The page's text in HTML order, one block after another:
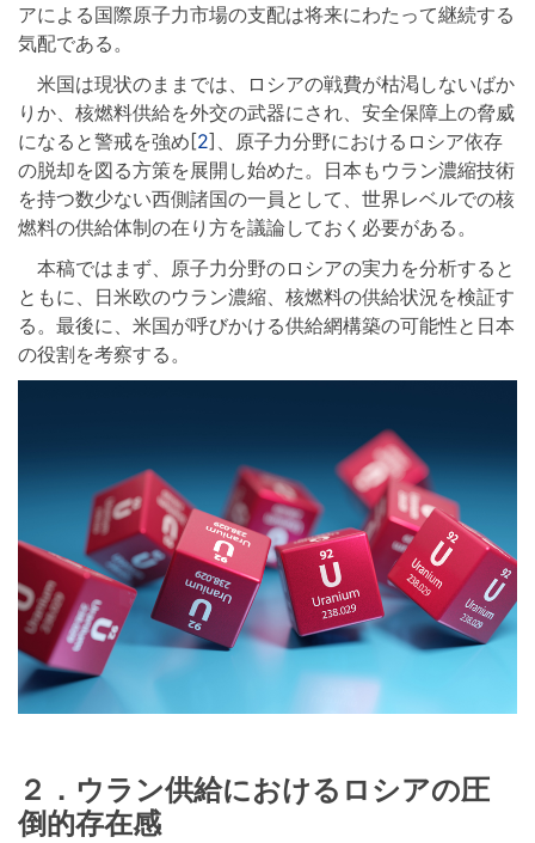
アによる国際原子力市場の支配は将来にわたって継続する
気配である。
米国は現状のままでは、ロシアの戦費が枯渇しないばか
りか、核燃料供給を外交の武器にされ、安全保障上の脅威
になると警戒を強め[2]、原子力分野におけるロシア依存
の脱却を図る方策を展開し始めた。日本もウラン濃縮技術
を持つ数少ない西側諸国の一員として、世界レベルでの核
燃料の供給体制の在り方を議論しておく必要がある。
本稿ではまず、原子力分野のロシアの実力を分析すると
ともに、日米欧のウラン濃縮、核燃料の供給状況を検証す
る。最後に、米国が呼びかける供給網構築の可能性と日本
の役割を考察する。
２．ウラン供給におけるロシアの圧
倒的存在感